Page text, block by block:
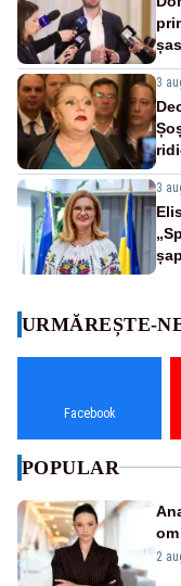
3
3
URMĂREȘTE-
Facebook
POPULAR
2